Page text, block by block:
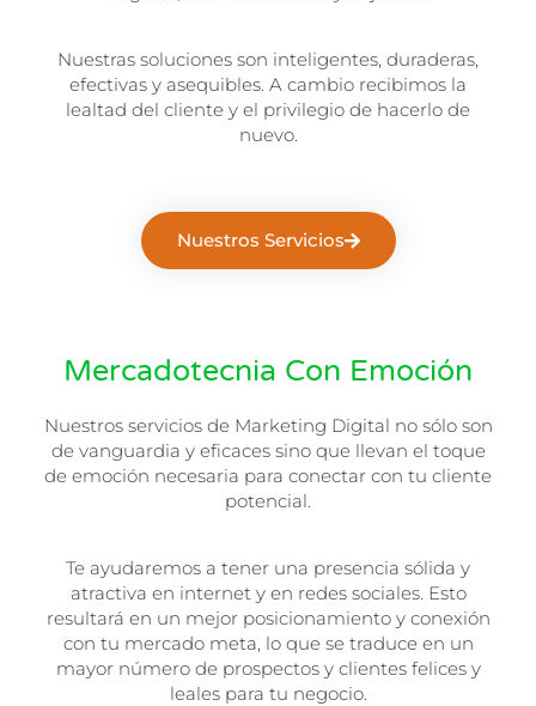
Nuestras soluciones son inteligentes, duraderas,
efectivas y asequibles. A cambio recibimos la
lealtad del cliente y el privilegio de hacerlo de
nuevo.
Nuestros Servicios
Mercadotecnia Con Emoción
Nuestros servicios de Marketing Digital no sólo son
de vanguardia y eficaces sino que llevan el toque
de emoción necesaria para conectar con tu cliente
potencial.
Te ayudaremos a tener una presencia sólida y
atractiva en internet y en redes sociales. Esto
resultará en un mejor posicionamiento y conexión
con tu mercado meta, lo que se traduce en un
mayor número de prospectos y clientes felices y
leales para tu negocio.